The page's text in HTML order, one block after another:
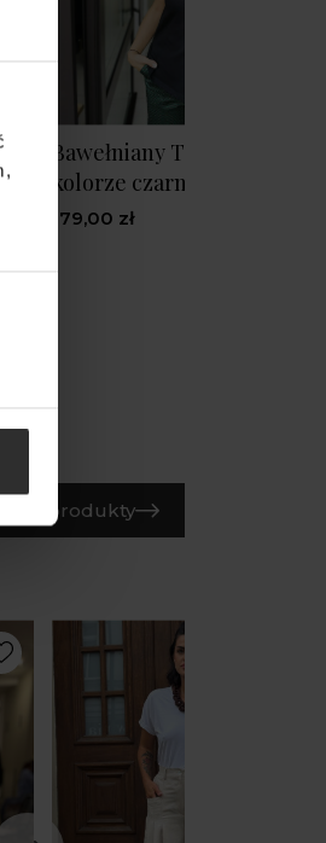
Bawełniany T-shirt w
kolorze czarnym Creo
179,00 zł
produkty